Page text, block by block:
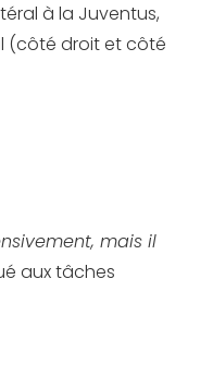
à la Juventus,
(côté droit et côté
mais il
aux tâches